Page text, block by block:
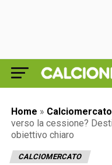
Home » Calciomercato
verso la cessione?
obiettivo chiaro
CALCIOMERCATO